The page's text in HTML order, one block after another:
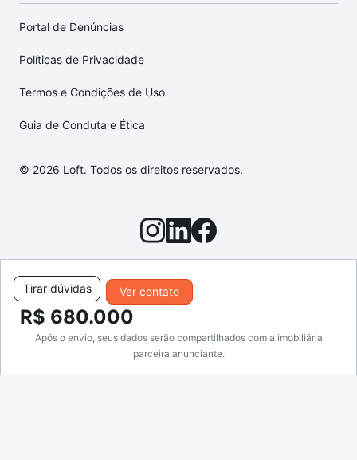
Ver contato
Tirar dúvidas
R$ 680.000
Após o envio, seus dados serão compartilhados com a imobiliária
parceira anunciante.
Portal de Denúncias
Políticas de Privacidade
Termos e Condições de Uso
Guia de Conduta e Ética
© 2026 Loft. Todos os direitos reservados.